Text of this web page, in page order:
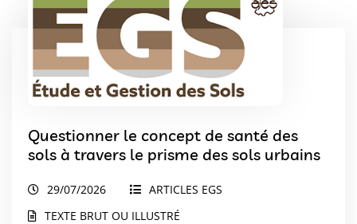
Questionner le concept de santé des
sols à travers le prisme des sols urbains
29/07/2026
ARTICLES EGS
TEXTE BRUT OU ILLUSTRÉ